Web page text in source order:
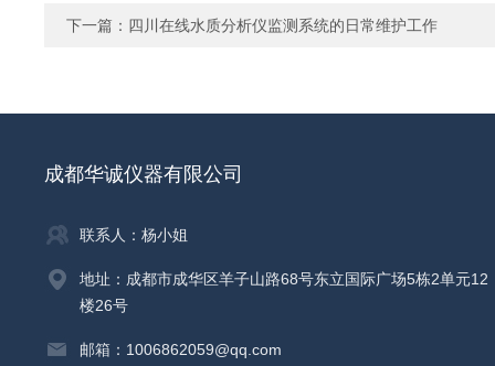
下一篇： 四川在线水质分析仪监测系统的日常维护工作
成都华诚仪器有限公司
联系人：杨小姐
地址：成都市成华区羊子山路68号东立国际广场5栋2单元12
楼26号
邮箱：1006862059@qq.com